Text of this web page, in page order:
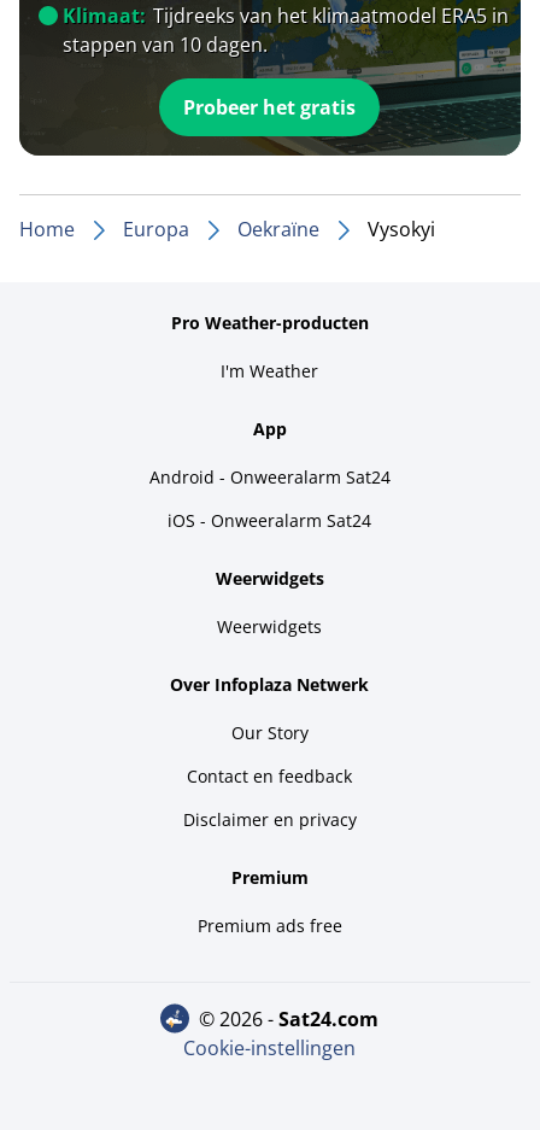
Klimaat: Tijdreeks van het klimaatmodel ERA5 in
stappen van 10 dagen.
Probeer het gratis
Home Europa Oekraïne Vysokyi
Pro Weather-producten
I'm Weather
App
Android - Onweeralarm Sat24
iOS - Onweeralarm Sat24
Weerwidgets
Weerwidgets
Over Infoplaza Netwerk
Our Story
Contact en feedback
Disclaimer en privacy
Premium
Premium ads free
© 2026 - sat24.com
Cookie-instellingen